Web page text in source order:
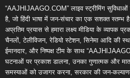
“AAJHIJAAGO.COM” लाइव स्ट्रीमिंग
है, जो हिंदी भाषा में जन-संचार का एक सशक्त स्तम्भ
अप्रतिम प्रयास से हमारा लक्ष्य मीडिया के व्यापक
चैनलों, टेलीविजन, रेडियो स्टेशन, सिनेमा आदि की
ईमानदार, और निष्पक्ष टीम के साथ
घटनाओं पर प्रकाश डालना, उनका गुणात्मक और
समस्याओं को उजागर करना, सरकार की जन-